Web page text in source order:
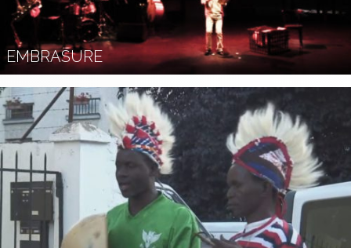
EMBRASURE